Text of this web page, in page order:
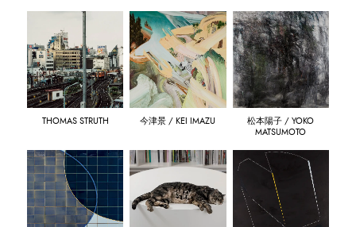
THOMAS STRUTH 今津景 / KEI IMAZU
松本陽子 / YOKO
MATSUMOTO